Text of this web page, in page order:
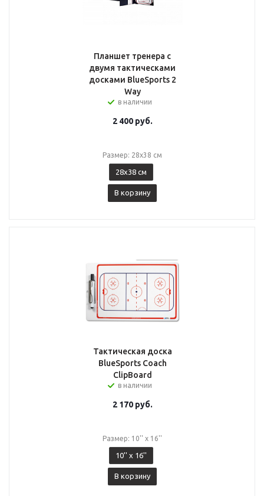
Планшет тренера с
двумя тактическами
досками BlueSports 2
Way
в наличии
2 400руб.
Размер: 28х38 см
28х38 см
В корзину
Тактическая доска
BlueSports Coach
ClipBoard
в наличии
2 170руб.
Размер: 10'' x 16''
10'' x 16''
В корзину